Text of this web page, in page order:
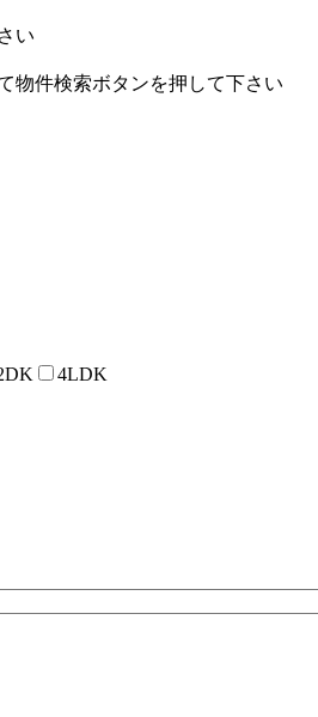
い
物件検索ボタンを押して下さい
4LDK